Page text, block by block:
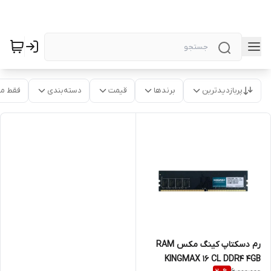
پربازدیدترین برندها قیمت دسته‌بندی فقط
رم دسکتاپ کینگ مکس RAM
KINGMAX 16 CL DDR4 4GB